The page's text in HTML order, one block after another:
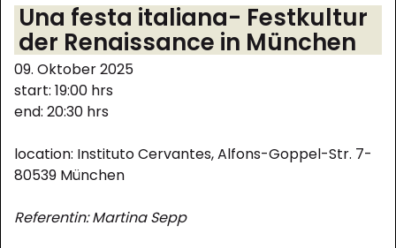
Una festa italiana- Festkultur
der Renaissance in München
09. Oktober 2025
start: 19:00 hrs
end: 20:30 hrs
location: Instituto Cervantes, Alfons-Goppel-Str. 7-
80539 München
Referentin:Martina Sepp